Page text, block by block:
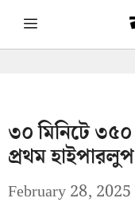
Skip Menu
৩০ মিনিটে
প্রথম হাইপারলুপ
February 28, 2025